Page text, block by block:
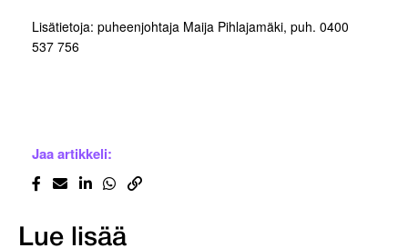
Lisätietoja: puheenjohtaja Maija Pihlajamäki, puh. 0400
537 756
Jaa artikkeli:
Lue lisää